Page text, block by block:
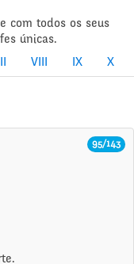
com todos os seus
únicas.
VIII IX X
95/143